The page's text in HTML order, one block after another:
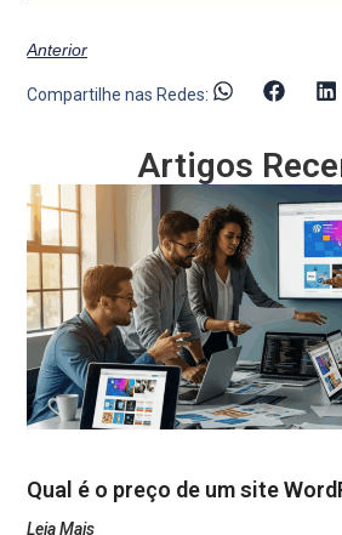
Anterior
Compartilhe nas Redes:
Artigos
Qual é o preço de um site
Leia Mais